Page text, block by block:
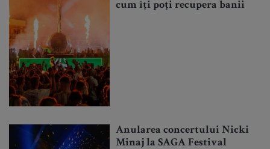
cum îți poți recupera banii
Anularea concertului Nicki
Minaj la SAGA Festival